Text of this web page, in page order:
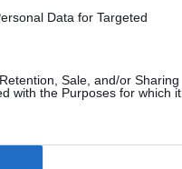
Data for Targeted
Sale, and/or Sharing
with the Purposes for which it